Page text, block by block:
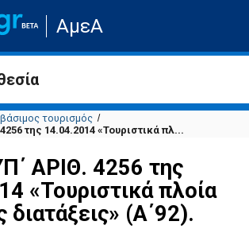
Μετάβαση
στην
σελίδα
του
ΑμεΑ
τουρισμός
της 14.04.2014 «Τουριστικά πλ...
ΑΡΙΘ. 4256 της
«Τουριστικά πλοία
διατάξεις» (Α΄92).